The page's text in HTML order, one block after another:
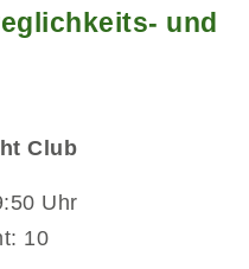
und
Club
Uhr
10